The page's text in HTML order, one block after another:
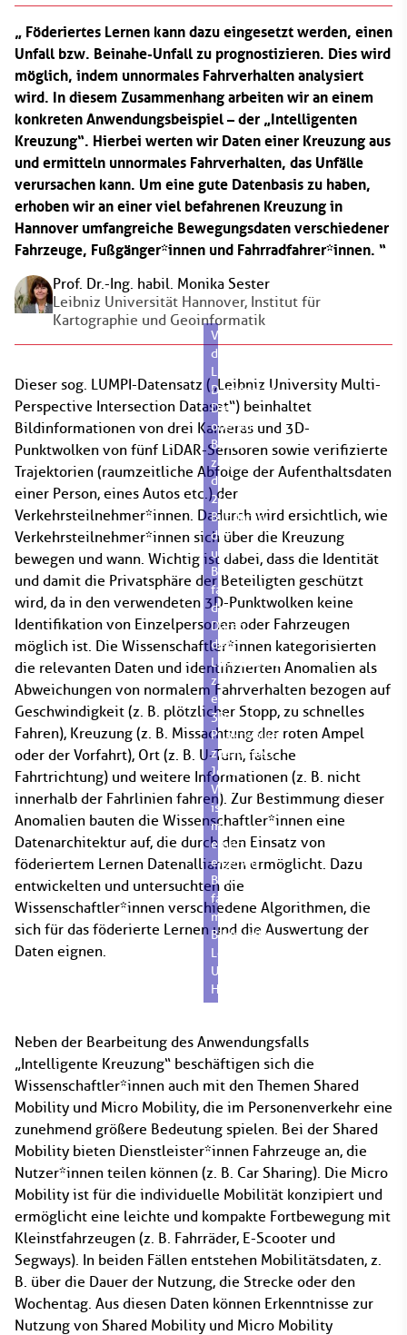
Föderiertes Lernen kann dazu eingesetzt werden, einen
Unfall bzw. Beinahe-Unfall zu prognostizieren. Dies wird
möglich, indem unnormales Fahrverhalten analysiert
wird. In diesem Zusammenhang arbeiten wir an einem
konkreten Anwendungsbeispiel – der „Intelligenten
Kreuzung“. Hierbei werten wir Daten einer Kreuzung aus
und ermitteln unnormales Fahrverhalten, das Unfälle
verursachen kann. Um eine gute Datenbasis zu haben,
erhoben wir an einer viel befahrenen Kreuzung in
Hannover umfangreiche Bewegungsdaten verschiedener
Fahrzeuge, Fußgänger*innen und Fahrradfahrer*innen.
Prof. Dr.-Ing. habil. Monika Sester
Leibniz Universität Hannover, Institut für
Kartographie und Geoinformatik
Dieser sog. LUMPI-Datensatz („Leibniz University Multi-
Perspective Intersection Dataset“) beinhaltet
Bildinformationen von drei Kameras und 3D-
Punktwolken von fünf LiDAR-Sensoren sowie verifizierte
Trajektorien (raumzeitliche Abfolge der Aufenthaltsdaten
einer Person, eines Autos etc.) der
Verkehrsteilnehmer*innen. Dadurch wird ersichtlich, wie
Verkehrsteilnehmer*innen sich über die Kreuzung
bewegen und wann. Wichtig ist dabei, dass die Identität
und damit die Privatsphäre der Beteiligten geschützt
wird, da in den verwendeten 3D-Punktwolken keine
Identifikation von Einzelpersonen oder Fahrzeugen
möglich ist. Die Wissenschaftler*innen kategorisierten
die relevanten Daten und identifizierten Anomalien als
Abweichungen von normalem Fahrverhalten bezogen auf
Geschwindigkeit (z. B. plötzlicher Stopp, zu schnelles
Fahren), Kreuzung (z. B. Missachtung der roten Ampel
oder der Vorfahrt), Ort (z. B. U-Turn, falsche
Fahrtrichtung) und weitere Informationen (z. B. nicht
innerhalb der Fahrlinien fahren). Zur Bestimmung dieser
Anomalien bauten die Wissenschaftler*innen eine
Datenarchitektur auf, die durch den Einsatz von
föderiertem Lernen Datenallianzen ermöglicht. Dazu
entwickelten und untersuchten die
Wissenschaftler*innen verschiedene Algorithmen, die
sich für das föderierte Lernen und die Auswertung der
Daten eignen.
Visualisierung
des
LUMPI-
Datensatzes:
Die
oberen
Bilder
zeigen
die
2D-
Bilddaten,
das
untere
Bild
fasst
die
Daten
der
Laserscanner
zu
einer
3D-
Punktwolke
zusammen.
Jede*r
Verkehrsteilnehmer*in
ist
mit
einer
eigenen
Box
farblich
markiert.
Bildquelle:
Leibniz
Universität
Hannover
Neben der Bearbeitung des Anwendungsfalls
„Intelligente Kreuzung“ beschäftigen sich die
Wissenschaftler*innen auch mit den Themen Shared
Mobility und Micro Mobility, die im Personenverkehr eine
zunehmend größere Bedeutung spielen. Bei der Shared
Mobility bieten Dienstleister*innen Fahrzeuge an, die
Nutzer*innen teilen können (z. B. Car Sharing). Die Micro
Mobility ist für die individuelle Mobilität konzipiert und
ermöglicht eine leichte und kompakte Fortbewegung mit
Kleinstfahrzeugen (z. B. Fahrräder, E-Scooter und
Segways). In beiden Fällen entstehen Mobilitätsdaten, z.
B. über die Dauer der Nutzung, die Strecke oder den
Wochentag. Aus diesen Daten können Erkenntnisse zur
Nutzung von Shared Mobility und Micro Mobility